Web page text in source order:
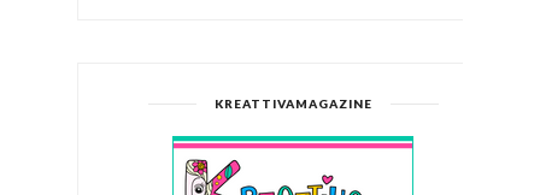
KREATTIVAMAGAZINE